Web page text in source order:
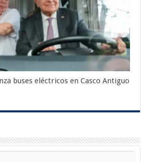
buses eléctricos en Casco Antiguo